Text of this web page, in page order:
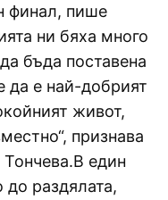
финал, пише
ни бяха много
бъда поставена
да е най-добрият
живот,
признава
Тончева.В един
до раздялата,